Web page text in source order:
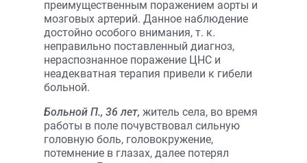
преимущественным поражением аорты и
мозговых артерий. Данное наблюдение
достойно особого внимания, т. к.
неправильно поставленный диагноз,
нераспознанное поражение ЦНС и
неадекватная терапия привели к гибели
больной.
Больной П., 36 лет, житель села, во время
работы в поле почувствовал сильную
головную боль, головокружение,
потемнение в глазах, далее потерял